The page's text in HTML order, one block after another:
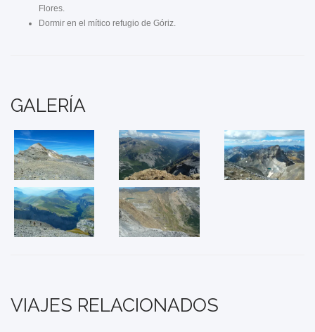
Flores.
Dormir en el mítico refugio de Góriz.
GALERÍA
VIAJES RELACIONADOS